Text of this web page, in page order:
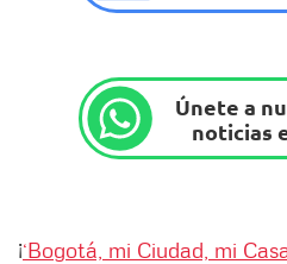
Únete a
noticias
¡‘Bogotá, mi Ciudad, mi